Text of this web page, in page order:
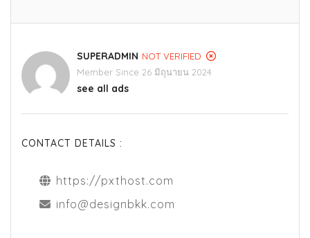
SUPERADMIN NOT VERIFIED
Member Since 26 มิถุนายน 2024
see all ads
CONTACT DETAILS :
https://pxthost.com
info@designbkk.com